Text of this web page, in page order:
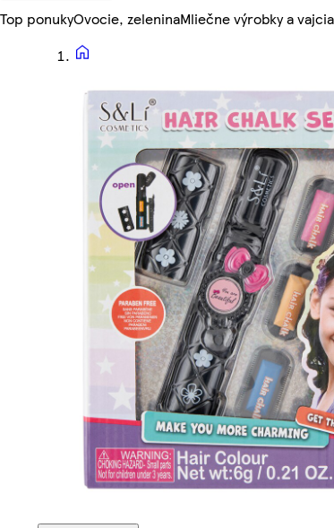
Top ponukyOvocie, zeleninaMliečne výrobky a vajcia